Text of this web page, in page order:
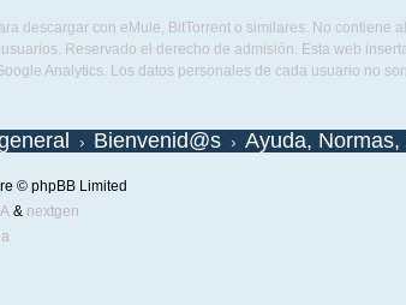
descargar con eMule, BitTorrent o similares. No
Reservado el derecho de admisión. Esta web
Analytics. Los datos personales de cada usuario no
Bienvenid@s Ayuda,
© phpBB Limited
& nextgen